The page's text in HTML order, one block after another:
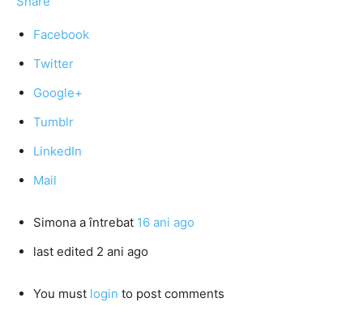
Facebook
Twitter
Google+
Tumblr
LinkedIn
Mail
Simona a întrebat 16 ani ago
last edited 2 ani ago
You must login to post comments